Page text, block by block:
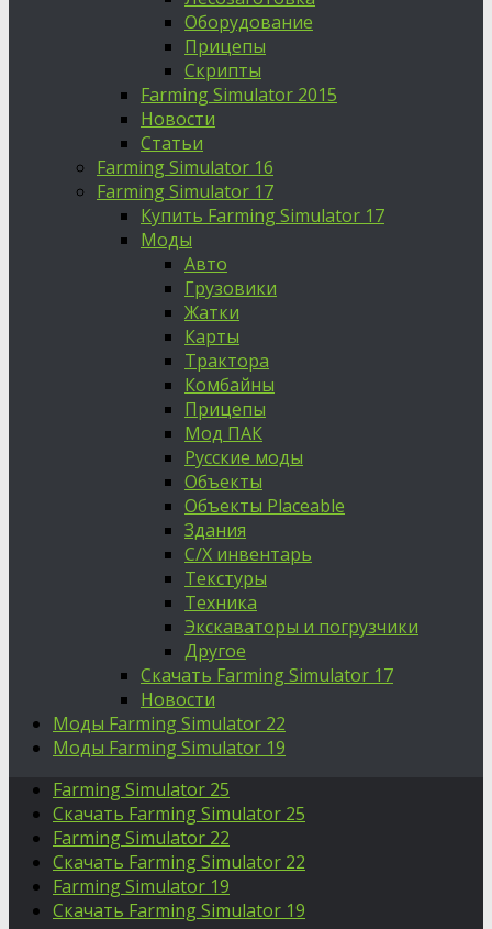
Оборудование
Прицепы
Скрипты
Farming Simulator 2015
Новости
Статьи
Farming Simulator 16
Farming Simulator 17
Купить Farming Simulator 17
Моды
Авто
Грузовики
Жатки
Карты
Трактора
Комбайны
Прицепы
Мод ПАК
Русские моды
Объекты
Объекты Placeable
Здания
С/Х инвентарь
Текстуры
Техника
Экскаваторы и погрузчики
Другое
Скачать Farming Simulator 17
Новости
Моды Farming Simulator 22
Моды Farming Simulator 19
Farming Simulator 25
Скачать Farming Simulator 25
Farming Simulator 22
Скачать Farming Simulator 22
Farming Simulator 19
Скачать Farming Simulator 19